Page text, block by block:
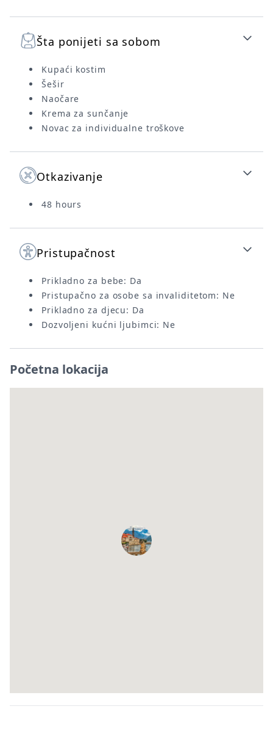
Šta ponijeti sa sobom
Kupaći kostim
Šešir
Naočare
Krema za sunčanje
Novac za individualne troškove
Otkazivanje
48 hours
Pristupačnost
Prikladno za bebe: Da
Pristupačno za osobe sa invaliditetom: Ne
Prikladno za djecu: Da
Dozvoljeni kućni ljubimci: Ne
Početna lokacija